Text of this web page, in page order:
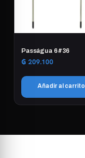
Passágua 6#36
₲ 209.100
Añadir al carrito